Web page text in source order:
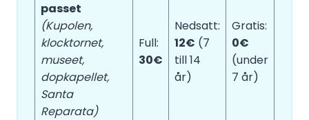
passet
(Kupolen,
klocktornet,
museet,
dopkapellet,
Santa
Reparata)
Full:
30€
Nedsatt:
12€ (7
till 14
år)
Gratis:
0€
(under
7 år)